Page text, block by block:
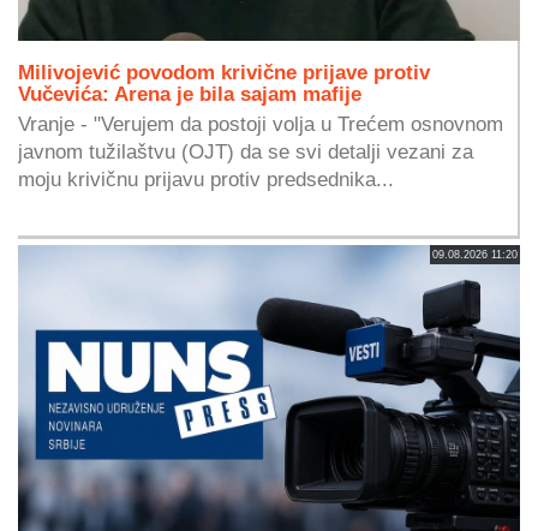
Milivojević povodom krivične prijave protiv
Vučevića: Arena je bila sajam mafije
Vranje - "Verujem da postoji volja u Trećem osnovnom
javnom tužilaštvu (OJT) da se svi detalji vezani za
moju krivičnu prijavu protiv predsednika...
09.08.2026 11:20